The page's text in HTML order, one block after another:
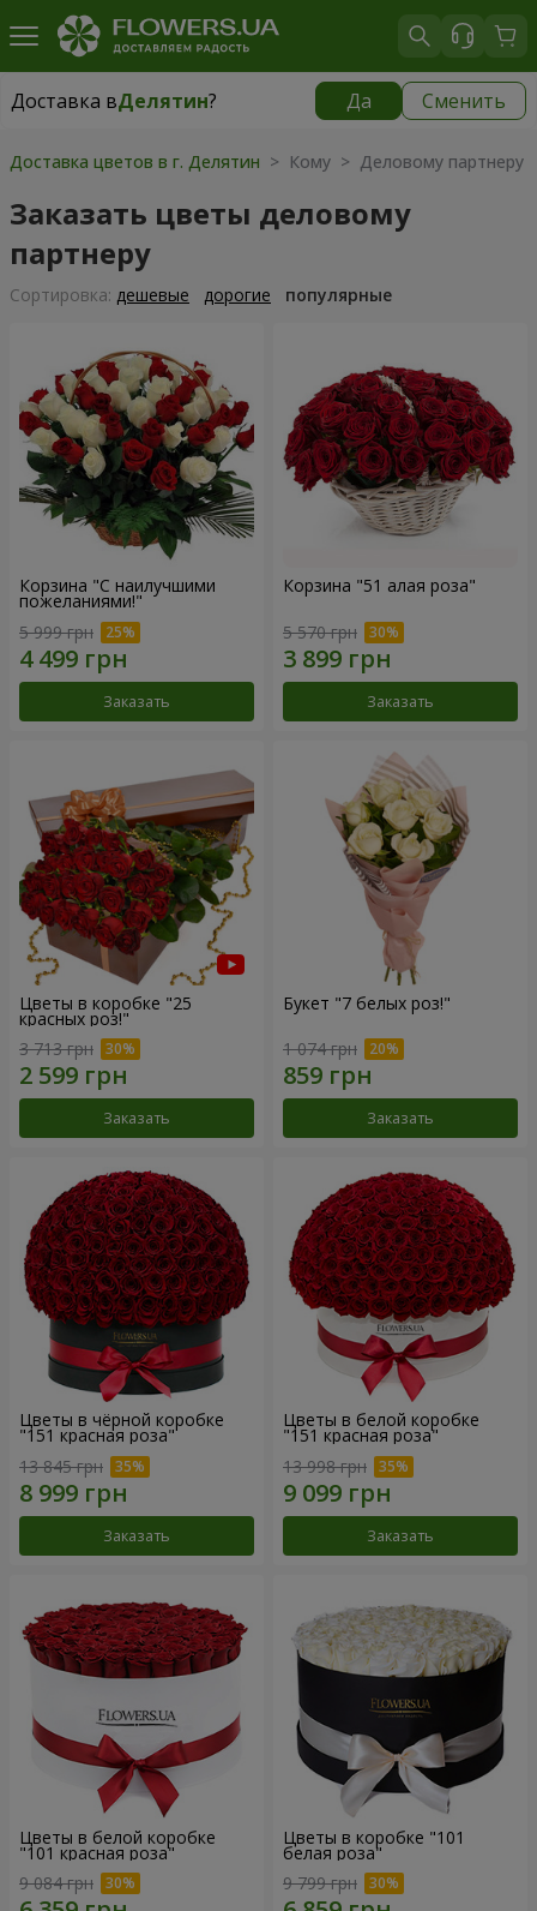
Доставка вДелятин? Да Сменить
Доставка вДелятин|
Доставка цветов в г. Делятин > Кому > Деловому партнеру
Заказать цветы деловому
партнеру
Cортировка: дешевые дорогие популярные
Корзина "С наилучшими
пожеланиями!"
5 999 грн
Заказать
Корзина "51 алая роза"
5 570 грн
Заказать
Цветы в коробке "25
красных роз!"
3 713 грн
Заказать
Букет "7 белых роз!"
1 074 грн
Заказать
Цветы в чёрной коробке
"151 красная роза"
13 845 грн
Заказать
Цветы в белой коробке
"151 красная роза"
13 998 грн
Заказать
Цветы в белой коробке
"101 красная роза"
9 084 грн
Цветы в коробке "101
белая роза"
9 799 грн